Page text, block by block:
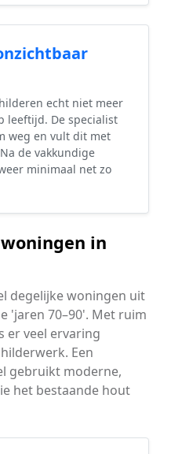
echt niet meer
leeftijd. De specialist
weg en vult dit met
de vakkundige
minimaal net zo
in
degelijke woningen uit
'jaren 70–90'. Met ruim
er veel ervaring
Een
gebruikt moderne,
het bestaande hout